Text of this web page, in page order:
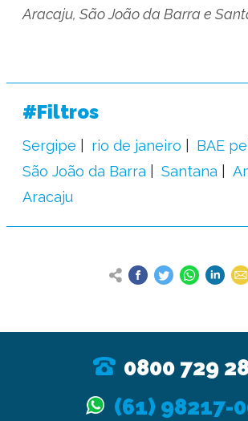
Aracaju, São João da Barra e
#Filtros
Sergipe rio de janeiro
BAE
São João da Barra
Santana
Aracaju
0800 729
(61) 98217-